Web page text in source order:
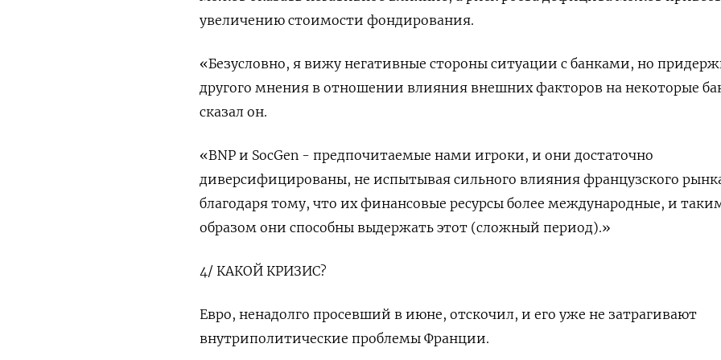
увеличению стоимости фондирования.
«Безусловно, я вижу негативные стороны ситуации с банками, но
другого мнения в отношении влияния внешних факторов на некоторые
сказал он.
«BNP и SocGen - предпочитаемые нами игроки, и они достаточно
диверсифицированы, не испытывая сильного влияния французского
благодаря тому, что их финансовые ресурсы более международные, и
образом они способны выдержать этот (сложный период).»
4/ КАКОЙ КРИЗИС?
Евро, ненадолго просевший в июне, отскочил, и его уже не затрагивают
внутриполитические проблемы Франции.